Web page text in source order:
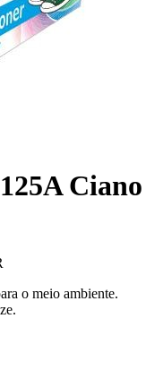
Ciano
o meio ambiente.